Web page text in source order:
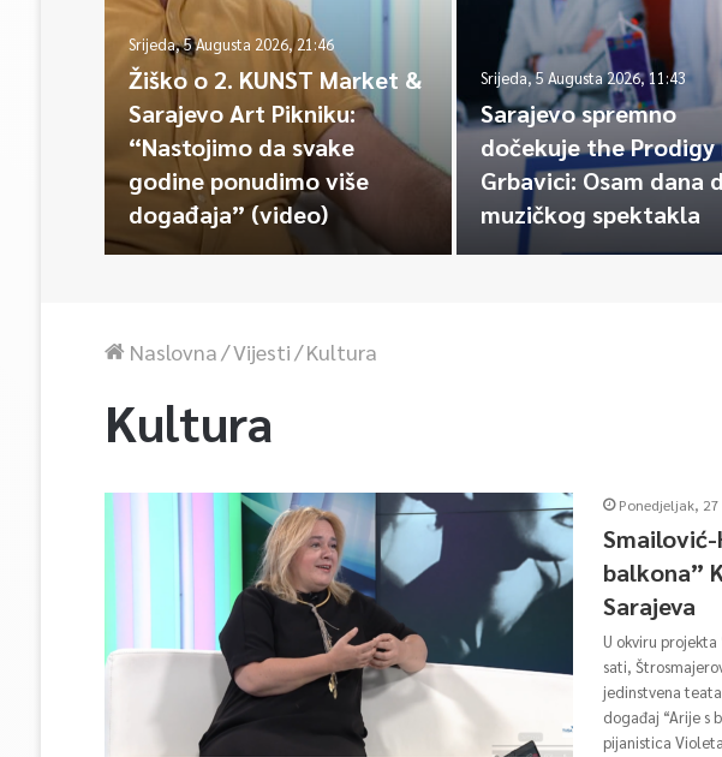
Srijeda, 5 Augusta 2026, 21:46
Žiško o 2. KUNST Market &
Sarajevo Art Pikniku:
“Nastojimo da svake
godine ponudimo više
događaja” (video)
Srijeda, 5 Augusta 2026, 11:43
Sarajevo spremno
dočekuje the Prodigy
Grbavici: Osam dana
muzičkog spektakla
Naslovna/Vijesti/Kultura
Kultura
Ponedjeljak,
balkona”
Sarajeva
U okviru
sati,
jedinstvena
događaj “Arije s
pijanistica